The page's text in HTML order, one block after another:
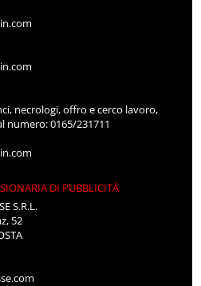
necrologi, offro e cerco lavoro,
numero: 0165/231711
DI PUBBLICITÀ
S.R.L.
52